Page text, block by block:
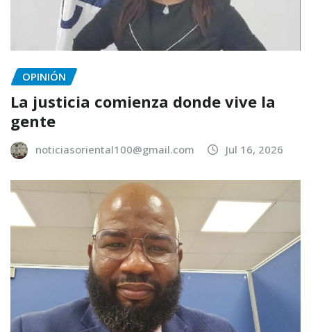
OPINIÓN
La justicia comienza donde vive la
gente
noticiasoriental100@gmail.com Jul 16, 2026